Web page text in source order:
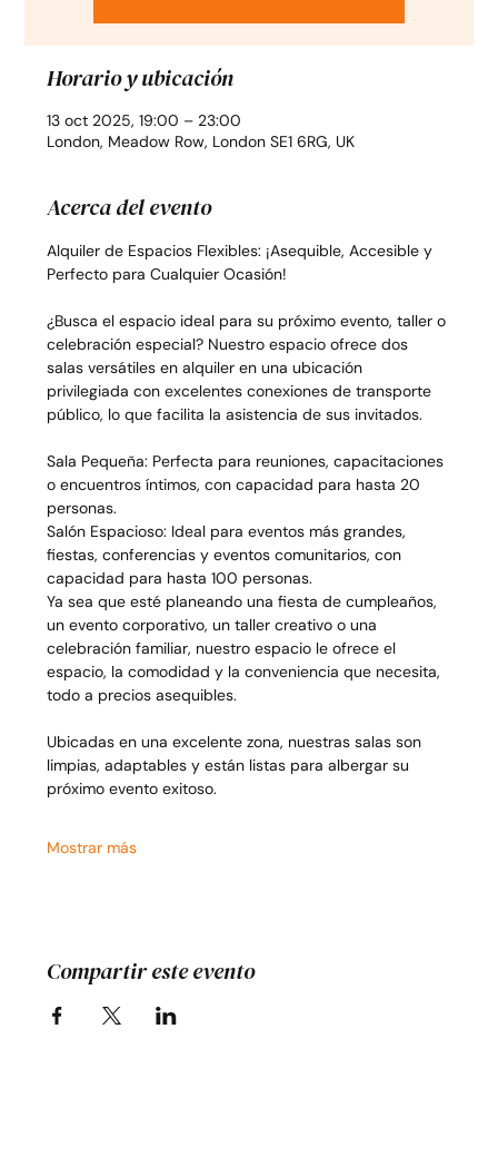
Horario y ubicación
13 oct 2025, 19:00 – 23:00
London, Meadow Row, London SE1 6RG, UK
Acerca del evento
Alquiler de Espacios Flexibles: ¡Asequible, Accesible y
Perfecto para Cualquier Ocasión!
¿Busca el espacio ideal para su próximo evento, taller o
celebración especial? Nuestro espacio ofrece dos
salas versátiles en alquiler en una ubicación
privilegiada con excelentes conexiones de transporte
público, lo que facilita la asistencia de sus invitados.
Sala Pequeña: Perfecta para reuniones, capacitaciones
o encuentros íntimos, con capacidad para hasta 20
personas.
Salón Espacioso: Ideal para eventos más grandes,
fiestas, conferencias y eventos comunitarios, con
capacidad para hasta 100 personas.
Ya sea que esté planeando una fiesta de cumpleaños,
un evento corporativo, un taller creativo o una
celebración familiar, nuestro espacio le ofrece el
espacio, la comodidad y la conveniencia que necesita,
todo a precios asequibles.
Ubicadas en una excelente zona, nuestras salas son
limpias, adaptables y están listas para albergar su
próximo evento exitoso.
Mostrar más
Compartir este evento